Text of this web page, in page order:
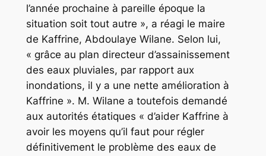
l’année prochaine à pareille époque la
situation soit tout autre », a réagi le maire
de Kaffrine, Abdoulaye Wilane. Selon lui,
« grâce au plan directeur d’assainissement
des eaux pluviales, par rapport aux
inondations, il y a une nette amélioration à
Kaffrine ». M. Wilane a toutefois demandé
aux autorités étatiques « d’aider Kaffrine à
avoir les moyens qu’il faut pour régler
définitivement le problème des eaux de